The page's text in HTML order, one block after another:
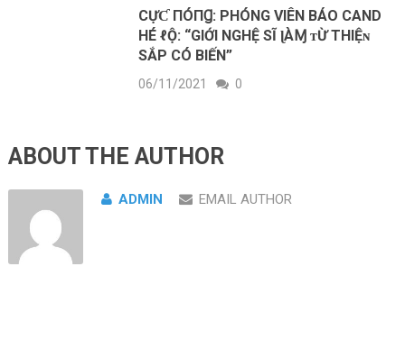
CỰƇ ПÓПꞬ: PHÓNG VIÊN BÁO CAND
HÉ ℓỘ: “GIỚI NGHỆ SĨ ɭÀⱮ ᴛỪ THΙỆɴ
SẮP CÓ BIẾN”
06/11/2021 0
ABOUT THE AUTHOR
ADMIN EMAIL AUTHOR